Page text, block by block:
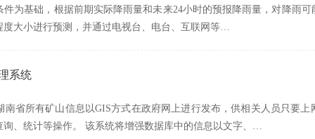
为基础，根据前期实际降雨量和未来24小时的预报降雨量，对降雨
大小进行预测，并通过电视台、电台、互联网等…
系统
省所有矿山信息以GIS方式在政府网上进行发布，供相关人员只要
、统计等操作。 该系统将增强数据库中的信息以文字、…